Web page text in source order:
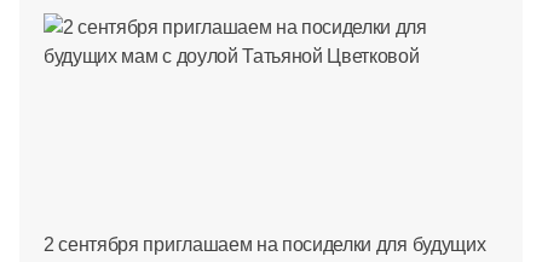
2 сентября приглашаем на посиделки для будущих